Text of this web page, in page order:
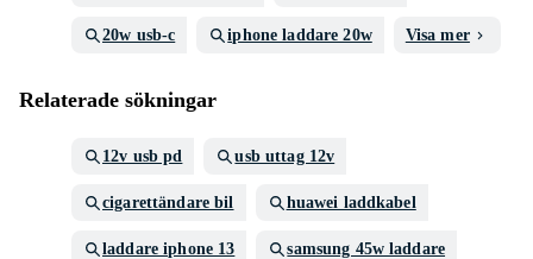
20w usb-c iphone laddare 20w Visa mer
Relaterade sökningar
12v usb pd usb uttag 12v
cigarettändare bil huawei laddkabel
laddare iphone 13 samsung 45w laddare